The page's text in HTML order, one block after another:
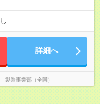
詳細へ
製造事業部（全国）